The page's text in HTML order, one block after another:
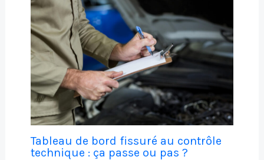
Tableau de bord fissuré au contrôle
technique : ça passe ou pas ?